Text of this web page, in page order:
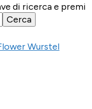
di ricerca e premi
Wurstel